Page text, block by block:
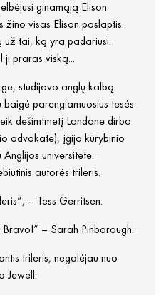
ginamąją Elison
visas Elison paslaptis.
už tai, ką yra padariusi.
ji praras viską...
studijavo anglų kalbą
parengiamuosius tesės
dešimtmetį Londone dirbo
advokate), įgijo kūrybinio
universitete.
autorės trileris.
– Tess Gerritsen.
Bravo!“ – Sarah Pinborough.
trileris, negalėjau nuo
Jewell.